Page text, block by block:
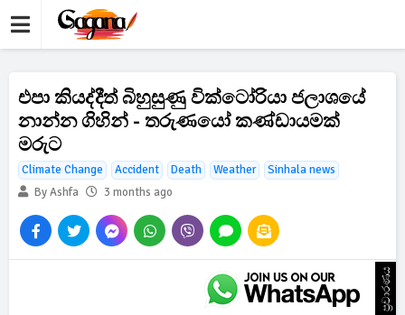
එපා කියද්දීත් බිහුසුණු වික්ටෝරියා ජලාශයේ
නාන්න ගිහින් - තරුණයෝ කණ්ඩායමක්
මරුට
Climate Change Accident Death Weather
Sinhala news
By Ashfa
3 months ago
ප්‍රචාරණය